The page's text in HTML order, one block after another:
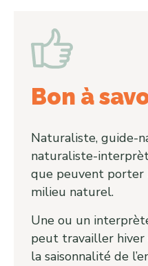
Bon à
Naturaliste, guide-
naturaliste-
que peuvent
milieu naturel.
Une ou un
peut travailler
la saisonnalité de